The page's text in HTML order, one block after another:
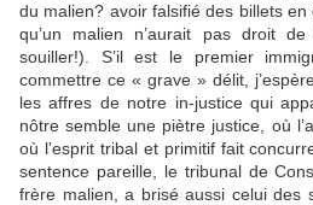
du malien? avoir falsifié des billets
qu’un malien n’aurait pas droit
souiller!). S’il est le premier
commettre ce « grave » délit,
les affres de notre in-justice qui
nôtre semble une piètre justice, où
où l’esprit tribal et primitif fait
sentence pareille, le tribunal de
frère malien, a brisé aussi celui des